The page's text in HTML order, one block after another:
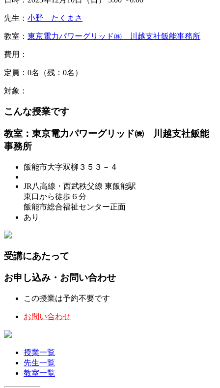
先生： 小野 たくまさ
教室： 東京電力パワーグリッド㈱ 川越支社飯能事務所
費用：
定員：0名（残：0名）
対象：
こんな授業です
教室：東京電力パワーグリッド㈱ 川越支社飯能
事務所
飯能市大字双柳３５３－４
JR八高線・西武秩父線 東飯能駅
東口から徒歩６分
飯能市総合福祉センター正面
あり
受講にあたって
お申し込み・お問い合わせ
この授業は予約不要です
お問い合わせ
授業一覧
先生一覧
教室一覧